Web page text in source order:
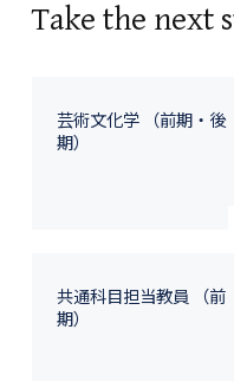
Take the next
芸術文化学 （前期・後
期）
共通科目担当教員 （前
期）